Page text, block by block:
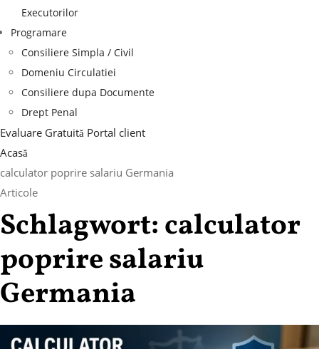
Executorilor
Programare
Consiliere Simpla / Civil
Domeniu Circulatiei
Consiliere dupa Documente
Drept Penal
Evaluare Gratuită Portal client
Acasă
calculator poprire salariu Germania
Articole
Schlagwort:calculator
poprire salariu
Germania